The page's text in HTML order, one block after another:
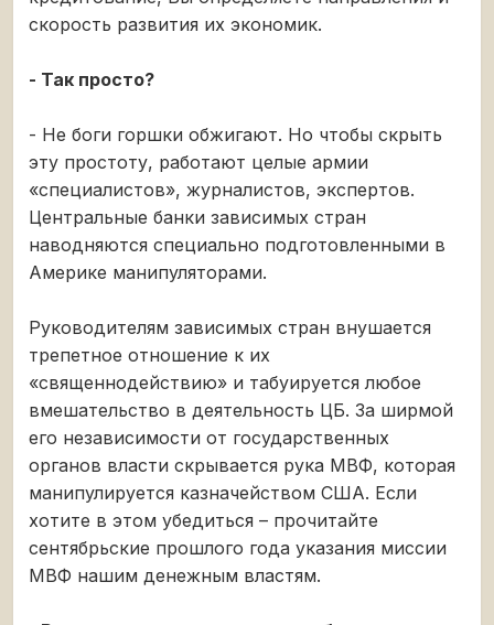
скорость развития их экономик.
- Так просто?
- Не боги горшки обжигают. Но чтобы скрыть
эту простоту, работают целые армии
«специалистов», журналистов, экспертов.
Центральные банки зависимых стран
наводняются специально подготовленными в
Америке манипуляторами.
Руководителям зависимых стран внушается
трепетное отношение к их
«священнодействию» и табуируется любое
вмешательство в деятельность ЦБ. За ширмой
его независимости от государственных
органов власти скрывается рука МВФ, которая
манипулируется казначейством США. Если
хотите в этом убедиться – прочитайте
сентябрьские прошлого года указания миссии
МВФ нашим денежным властям.